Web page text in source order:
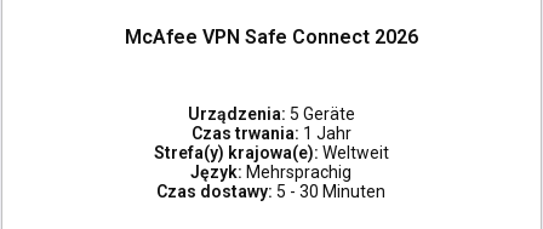
McAfee VPN Safe Connect 2026
Urządzenia: 5 Geräte
Czas trwania: 1 Jahr
Strefa(y) krajowa(e): Weltweit
Język: Mehrsprachig
Czas dostawy: 5 - 30 Minuten